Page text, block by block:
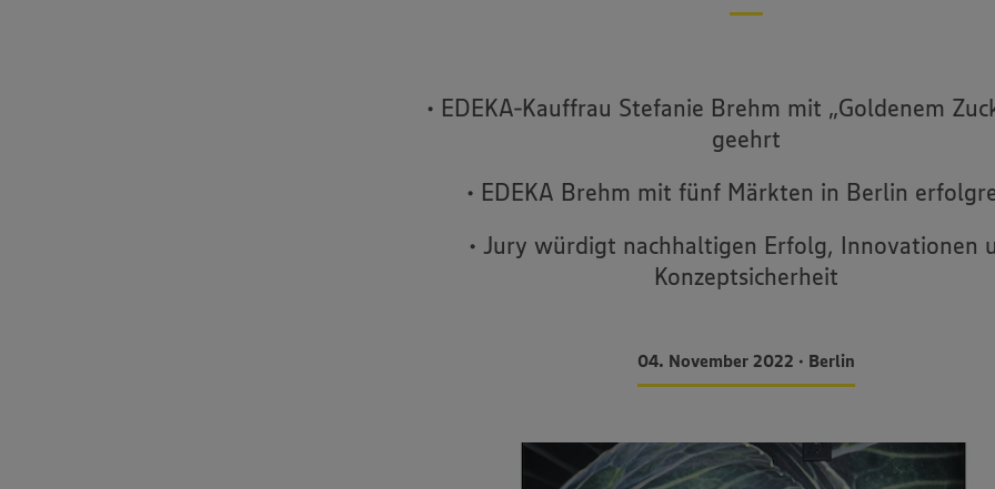
• EDEKA-Kauffrau Stefanie Brehm mit „Goldenem
geehrt
• EDEKA Brehm mit fünf Märkten in Berlin
• Jury würdigt nachhaltigen Erfolg, Innovationen
Konzeptsicherheit
04. November 2022 • Berlin